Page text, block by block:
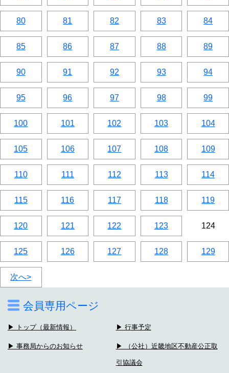
会員専用ページ
▶ トップ（最新情報） ▶ 行事予定
▶ 事務局からのお知らせ ▶ （公社）近畿地区不動産公正取
引協議会
80 81 82 83 84
85 86 87 88 89
90 91 92 93 94
95 96 97 98 99
100 101 102 103 104
105 106 107 108 109
110 111 112 113 114
115 116 117 118 119
120 121 122 123 124
125 126 127 128 129
次へ>